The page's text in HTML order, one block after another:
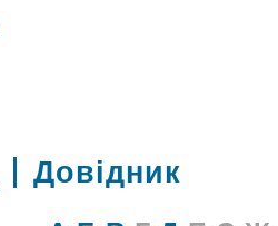
Довідник